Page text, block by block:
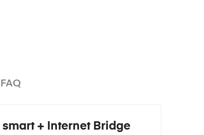
FAQ
+ Internet Bridge